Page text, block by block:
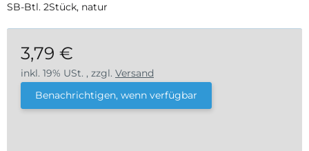
SB-Btl. 2Stück, natur
3,79 €
inkl. 19% USt. , zzgl. Versand
Benachrichtigen, wenn verfügbar